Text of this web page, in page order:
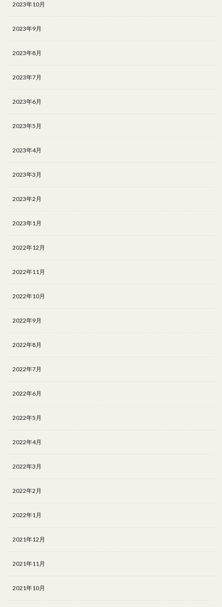
2023年10月
2023年9月
2023年8月
2023年7月
2023年6月
2023年5月
2023年4月
2023年3月
2023年2月
2023年1月
2022年12月
2022年11月
2022年10月
2022年9月
2022年8月
2022年7月
2022年6月
2022年5月
2022年4月
2022年3月
2022年2月
2022年1月
2021年12月
2021年11月
2021年10月